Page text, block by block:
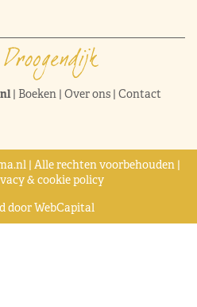
| Boeken| Over ons| Contact
| Alle rechten voorbehouden |
& cookie policy
doorWebCapital